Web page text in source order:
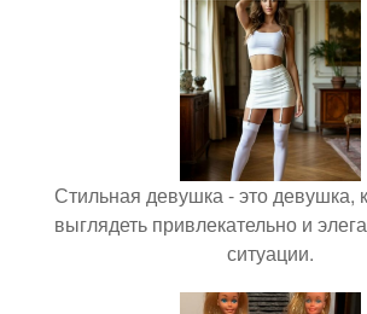
Стильная девушка - это девушка,
выглядеть привлекательно и
ситуации.